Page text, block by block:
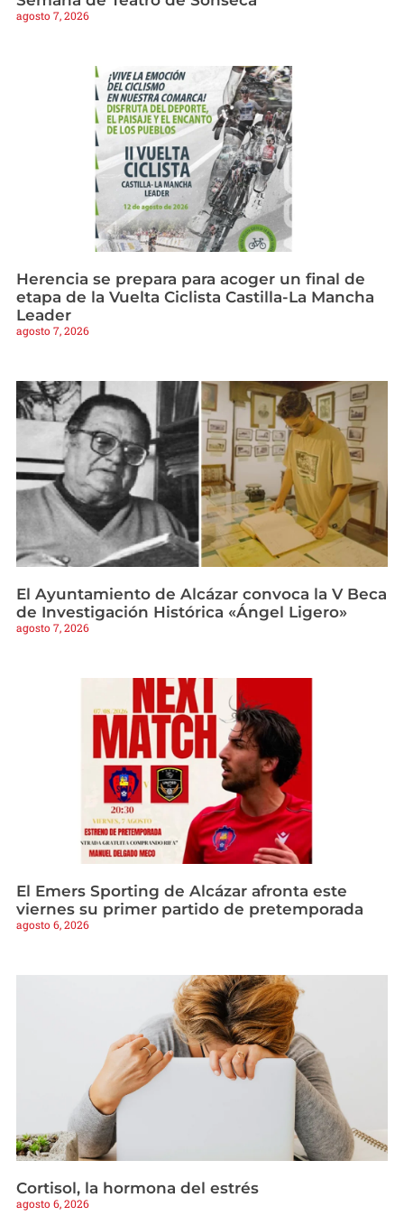
agosto 7, 2026
Herencia se prepara para acoger un final de
etapa de la Vuelta Ciclista Castilla-La Mancha
Leader
agosto 7, 2026
El Ayuntamiento de Alcázar convoca la V Beca
de Investigación Histórica «Ángel Ligero»
agosto 7, 2026
El Emers Sporting de Alcázar afronta este
viernes su primer partido de pretemporada
agosto 6, 2026
Cortisol, la hormona del estrés
agosto 6, 2026